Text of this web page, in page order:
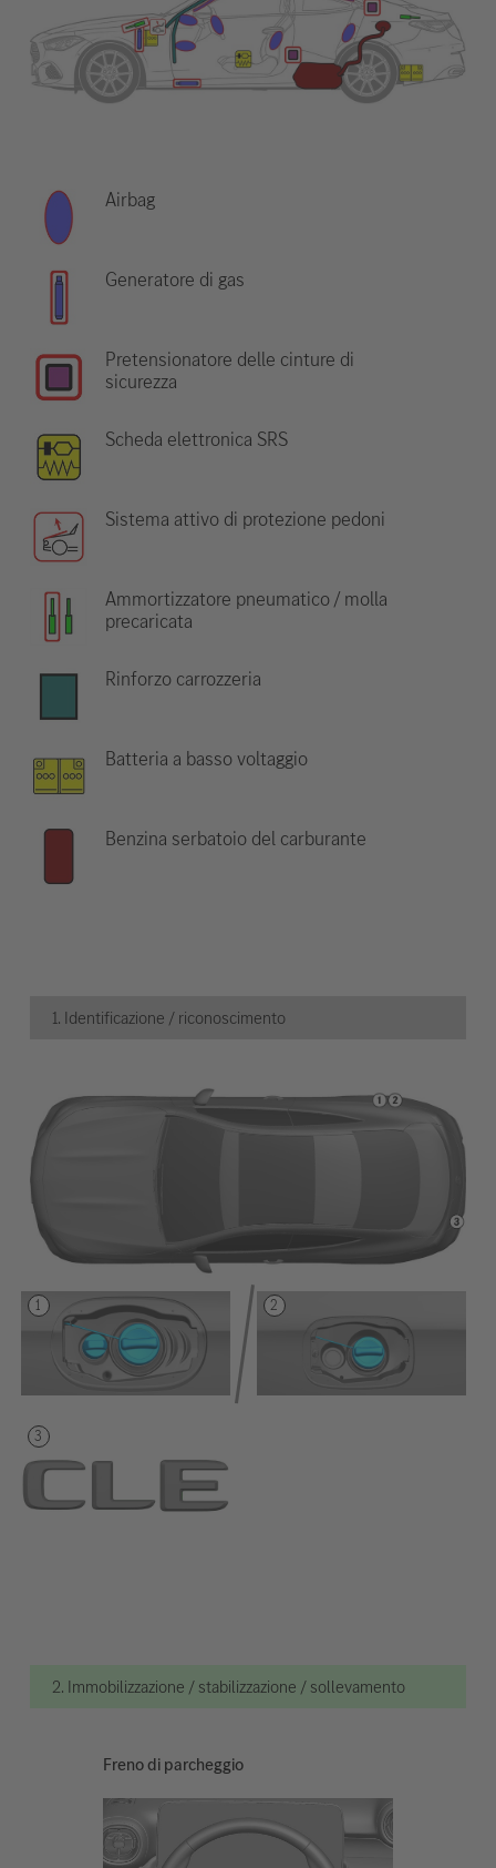
Airbag
Generatore di gas
Pretensionatore delle cinture di
sicurezza
Scheda elettronica SRS
Sistema attivo di protezione pedoni
Ammortizzatore pneumatico / molla
precaricata
Rinforzo carrozzeria
Batteria a basso voltaggio
Benzina serbatoio del carburante
1. Identificazione / riconoscimento
2. Immobilizzazione / stabilizzazione / sollevamento
Freno di parcheggio